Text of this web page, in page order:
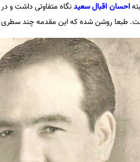
احسان اقبال سعیدنگاه متفاوتی داشت و
طبعا روشن شده که این مقدمه چند